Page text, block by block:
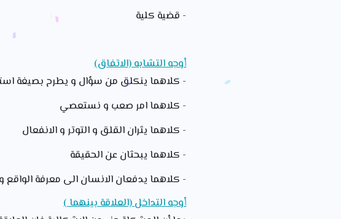
- قضية كلية
أوجه التشابه (الاتفاق)
- كلاهما ينكلق من سؤال و يطرح بصيغة
- كلاهما امر صعب و نستعصي
- كلاهما يثران القلق و التوتر و الانفعال
- كلاهما يبحثان عن الحقيقة
- كلاهما يدفعان الانسان الى معرفة الواقع
أوجه التداخل (العلاقة بينهما )